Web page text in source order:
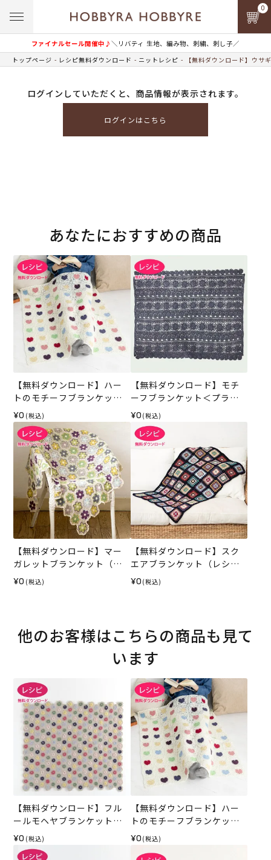
ファイナルセール開催中♪＼リバティ 生地、編み物、刺繍、刺し子／
0
トップページ レシピ無料ダウンロード ニットレシピ 【無料ダウンロード】ウサ
ログインしていただくと、商品情報が表示されます。
ログインはこちら
あなたにおすすめの商品
【無料ダウンロード】ハー
トのモチーフブランケット
（レシピ）
¥0 (税込)
【無料ダウンロード】モチ
ーフブランケット＜プライ
ムレース＞（レシピ）
¥0 (税込)
【無料ダウンロード】マー
ガレットブランケット（レ
シピ）
¥0 (税込)
【無料ダウンロード】スク
エアブランケット（レシ
ピ）
¥0 (税込)
他のお客様はこちらの商品も見て
います
【無料ダウンロード】フル
ールモヘヤブランケット
（レシピ）
¥0 (税込)
【無料ダウンロード】ハー
トのモチーフブランケット
（レシピ）
¥0 (税込)